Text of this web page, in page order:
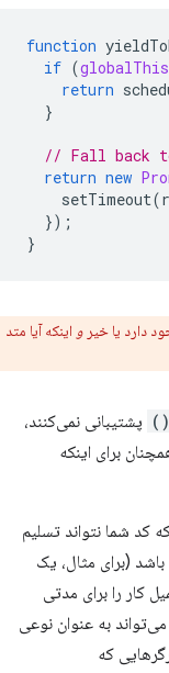
function
if (
return
// Fall
return
new
یا خیر واینکه آیا متد
نمی‌کنند،
برای اینکه
نتواند تسلیم
(برای مثال، یک
را برای مدتی
به عنوان نوعی